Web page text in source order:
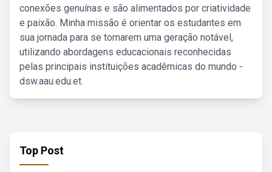
conexões genuínas e são alimentados por criatividade
e paixão. Minha missão é orientar os estudantes em
sua jornada para se tornarem uma geração notável,
utilizando abordagens educacionais reconhecidas
pelas principais instituições acadêmicas do mundo -
dsw.aau.edu.et.
Top Post